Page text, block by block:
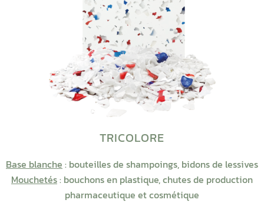
TRICOLORE
Base blanche : bouteilles de shampoings, bidons de lessives
Mouchetés: bouchons en plastique, chutes de production
pharmaceutique et cosmétique